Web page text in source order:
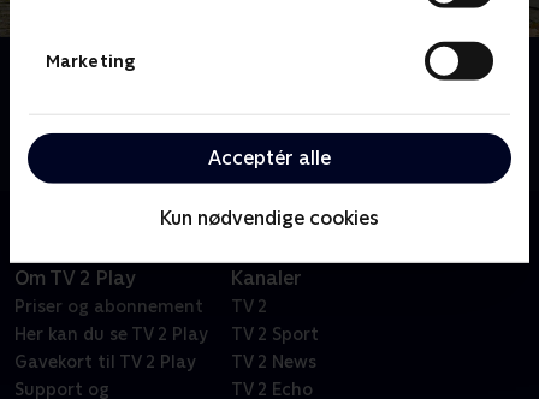
Marketing
Acceptér alle
Kun nødvendige cookies
Om Hjemlig nemlig
står klar til at hjælpe desperate boligejere med at
skabe deres ultimative drømmerum på kun fire dage.
Om TV 2 Play
Priser og abonnement
Her kan du se TV 2 Play
Gavekort til TV 2 Play
Support og
Kanaler
TV 2
TV 2 Sport
TV 2 News
TV 2 Echo